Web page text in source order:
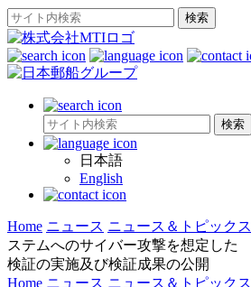
日本語
English
Home ニュース ニュース＆トピックス
ステムへのサイバー攻撃を想定した
検証の実施及び検証成果の公開
Home ニュース ニュース＆トピックス